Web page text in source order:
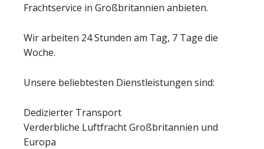
Frachtservice in Großbritannien anbieten.
Wir arbeiten 24 Stunden am Tag, 7 Tage die
Woche.
Unsere beliebtesten Dienstleistungen sind:
Dedizierter Transport
Verderbliche Luftfracht Großbritannien und
Europa